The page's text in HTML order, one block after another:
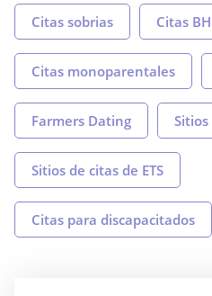
Citas sobrias Citas
Citas monoparentales
Farmers Dating
Sitios de citas de ETS
Citas para discapacitados